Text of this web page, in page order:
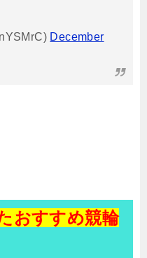
December
おすすめ競輪